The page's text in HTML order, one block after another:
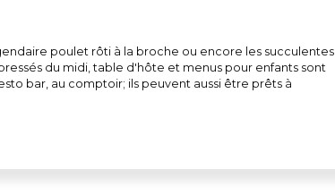
poulet rôti à la broche ou encore les succulentes
du midi, table d'hôte et menus pour enfants sont
bar, au comptoir; ils peuvent aussi être prêts à